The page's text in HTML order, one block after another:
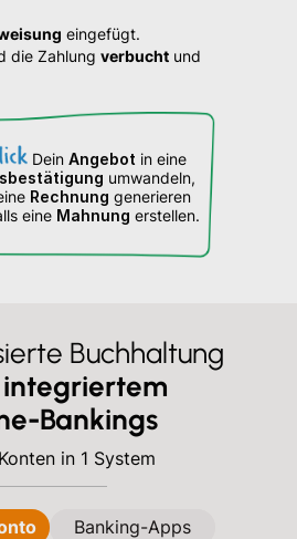
eingefügt.
die Zahlung verbucht und
Dein Angebot in eine
umwandeln,
Rechnung generieren
eine Mahnung erstellen.
Buchhaltung
integriertem
Bankings
in 1 System
Banking-Apps